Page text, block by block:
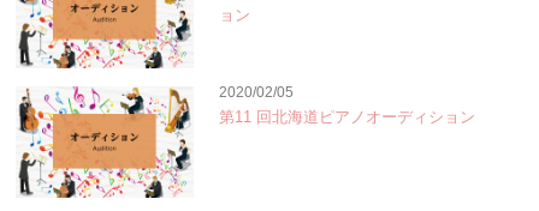
ョン
2020/02/05
第11 回北海道ピアノオーディション